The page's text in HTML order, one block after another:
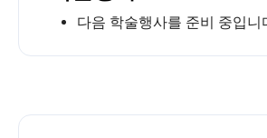
다음 학술행사를 준비 중입니